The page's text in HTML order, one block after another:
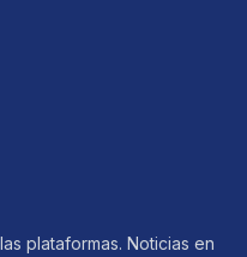
plataformas. Noticias en